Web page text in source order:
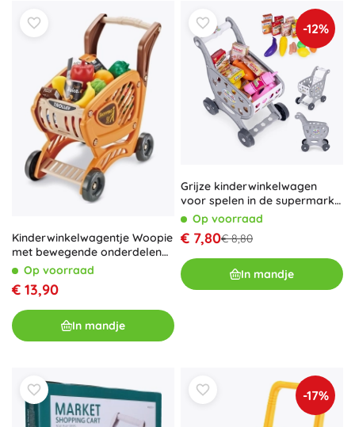
Kinderwinkelwagentje Woopie
met bewegende onderdelen
en 42 accessoires
Op voorraad
€ 13,90
In mandje
-12%
Grijze kinderwinkelwagen
voor spelen in de supermarkt
of keuken + 18 accessoires
Op voorraad
€ 7,80€ 8,80
In mandje
-17%